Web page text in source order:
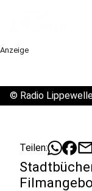
Anzeige
© Radio
Teilen: